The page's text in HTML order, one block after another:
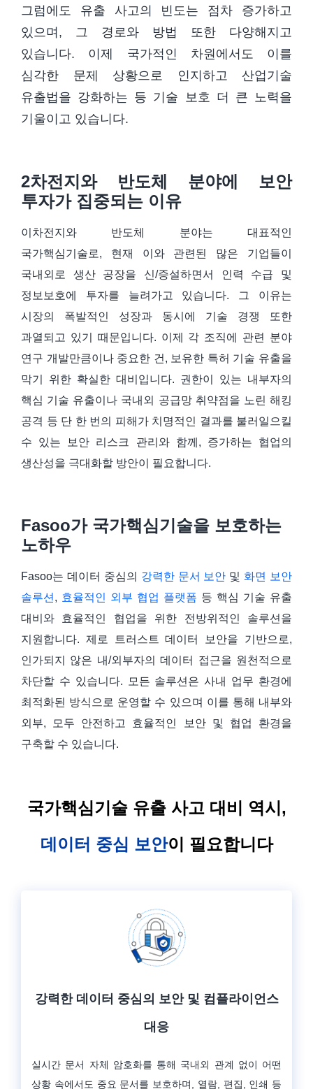
그럼에도 유출 사고의 빈도는 점차 증가하고
있으며, 그 경로와 방법 또한 다양해지고
있습니다. 이제 국가적인 차원에서도 이를
심각한 문제 상황으로 인지하고 산업기술
유출법을 강화하는 등 기술 보호 더 큰 노력을
기울이고 있습니다.
2차전지와 반도체 분야에 보안
투자가 집중되는 이유
이차전지와 반도체 분야는 대표적인
국가핵심기술로, 현재 이와 관련된 많은 기업들이
국내외로 생산 공장을 신/증설하면서 인력 수급 및
정보보호에 투자를 늘려가고 있습니다. 그 이유는
시장의 폭발적인 성장과 동시에 기술 경쟁 또한
과열되고 있기 때문입니다. 이제 각 조직에 관련 분야
연구 개발만큼이나 중요한 건, 보유한 특허 기술 유출을
막기 위한 확실한 대비입니다. 권한이 있는 내부자의
핵심 기술 유출이나 국내외 공급망 취약점을 노린 해킹
공격 등 단 한 번의 피해가 치명적인 결과를 불러일으킬
수 있는 보안 리스크 관리와 함께, 증가하는 협업의
생산성을 극대화할 방안이 필요합니다.
Fasoo가 국가핵심기술을 보호하는
노하우
Fasoo는 데이터 중심의 강력한 문서 보안 및 화면 보안
솔루션 , 효율적인 외부 협업 플랫폼 등 핵심 기술 유출
대비와 효율적인 협업을 위한 전방위적인 솔루션을
지원합니다. 제로 트러스트 데이터 보안을 기반으로,
인가되지 않은 내/외부자의 데이터 접근을 원천적으로
차단할 수 있습니다. 모든 솔루션은 사내 업무 환경에
최적화된 방식으로 운영할 수 있으며 이를 통해 내부와
외부, 모두 안전하고 효율적인 보안 및 협업 환경을
구축할 수 있습니다.
국가핵심기술 유출 사고 대비 역시,
데이터 중심 보안이 필요합니다
강력한 데이터 중심의 보안 및 컴플라이언스
대응
실시간 문서 자체 암호화를 통해 국내외 관계 없이 어떤
상황 속에서도 중요 문서를 보호하며, 열람, 편집, 인쇄 등